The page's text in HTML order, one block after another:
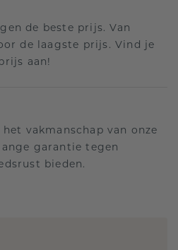
de beste prijs. Van
de laagste prijs. Vind je
aan!
vakmanschap van onze
garantie tegen
bieden.